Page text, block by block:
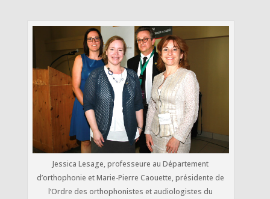
Jessica Lesage, professeure au Département
d’orthophonie et Marie-Pierre Caouette, présidente de
l’Ordre des orthophonistes et audiologistes du